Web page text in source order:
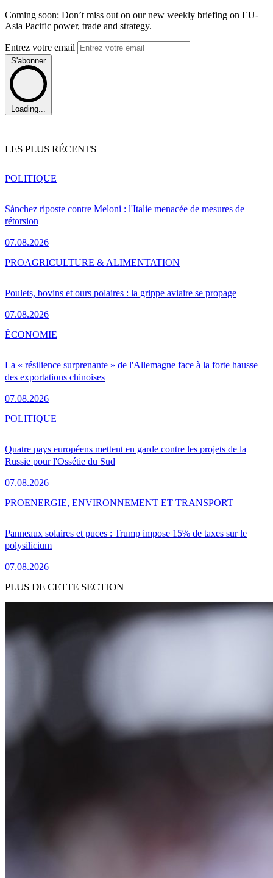
Coming soon: Don’t miss out on our new weekly briefing on EU-
Asia Pacific power, trade and strategy.
Entrez votre email
S'abonner
Loading...
LES PLUS RÉCENTS
Sánchez riposte contre Meloni : l'Italie menacée de mesures de
rétorsion
07.08.2026
POLITIQUE
Poulets, bovins et ours polaires : la grippe aviaire se propage
07.08.2026
PROAGRICULTURE & ALIMENTATION
La « résilience surprenante » de l'Allemagne face à la forte hausse
des exportations chinoises
07.08.2026
ÉCONOMIE
Quatre pays européens mettent en garde contre les projets de la
Russie pour l'Ossétie du Sud
07.08.2026
POLITIQUE
Panneaux solaires et puces : Trump impose 15% de taxes sur le
polysilicium
07.08.2026
PROENERGIE, ENVIRONNEMENT ET TRANSPORT
PLUS DE CETTE SECTION